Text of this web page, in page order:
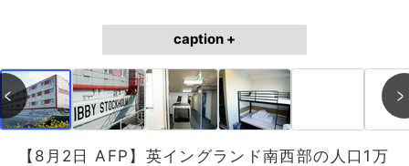
caption +
【8月2日 AFP】英イングランド南西部の人口1万